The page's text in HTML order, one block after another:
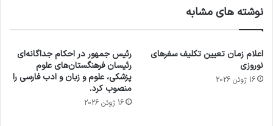
نوشته های مشابه
اعلام زمان تعیین تکلیف سفرهای
نوروزی
16 ژوئن 2026
رئیس جمهور در احکام جداگانه‌ای
رئیسان فرهنگستان‌های علوم
پزشکی، علوم و زبان و ادب فارسی را
منصوب کرد.
16 ژوئن 2026